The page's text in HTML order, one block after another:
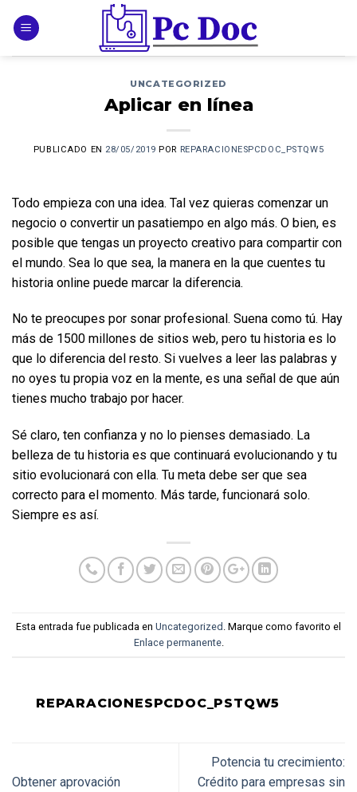
UNCATEGORIZED
Aplicar en línea
PUBLICADO EN 28/05/2019 POR REPARACIONESPCDOC_PSTQW5
Todo empieza con una idea. Tal vez quieras comenzar un
negocio o convertir un pasatiempo en algo más. O bien, es
posible que tengas un proyecto creativo para compartir con
el mundo. Sea lo que sea, la manera en la que cuentes tu
historia online puede marcar la diferencia.
No te preocupes por sonar profesional. Suena como tú. Hay
más de 1500 millones de sitios web, pero tu historia es lo
que lo diferencia del resto. Si vuelves a leer las palabras y
no oyes tu propia voz en la mente, es una señal de que aún
tienes mucho trabajo por hacer.
Sé claro, ten confianza y no lo pienses demasiado. La
belleza de tu historia es que continuará evolucionando y tu
sitio evolucionará con ella. Tu meta debe ser que sea
correcto para el momento. Más tarde, funcionará solo.
Siempre es así.
Esta entrada fue publicada en Uncategorized . Marque como favorito el
Enlace permanente.
REPARACIONESPCDOC_PSTQW5
Obtener aprovación
Potencia tu crecimiento:
Crédito para empresas sin